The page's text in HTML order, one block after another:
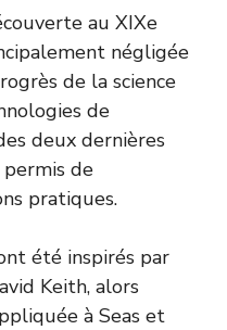
au XIXe
négligée
de la science
de
deux dernières
de
pratiques.
été inspirés par
Keith, alors
à Seas et